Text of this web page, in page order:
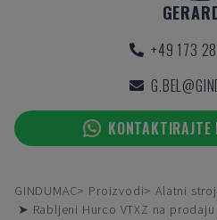
+49 173
GINDUMAC Proizvodi
Alatni
➤ Rabljeni Hurco VTXZ na